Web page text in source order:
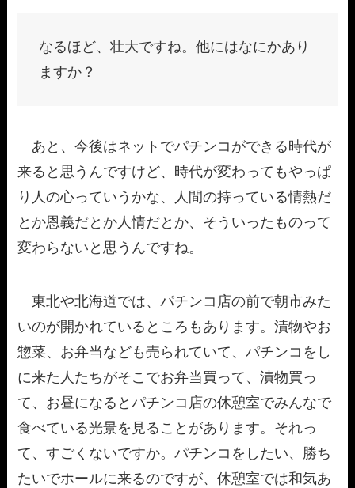
なるほど、壮大ですね。他にはなにかあり
ますか？
あと、今後はネットでパチンコができる時代が
来ると思うんですけど、時代が変わってもやっぱ
り人の心っていうかな、人間の持っている情熱だ
とか恩義だとか人情だとか、そういったものって
変わらないと思うんですね。
東北や北海道では、パチンコ店の前で朝市みた
いのが開かれているところもあります。漬物やお
惣菜、お弁当なども売られていて、パチンコをし
に来た人たちがそこでお弁当買って、漬物買っ
て、お昼になるとパチンコ店の休憩室でみんなで
食べている光景を見ることがあります。それっ
て、すごくないですか。パチンコをしたい、勝ち
たいでホールに来るのですが、休憩室では和気あ